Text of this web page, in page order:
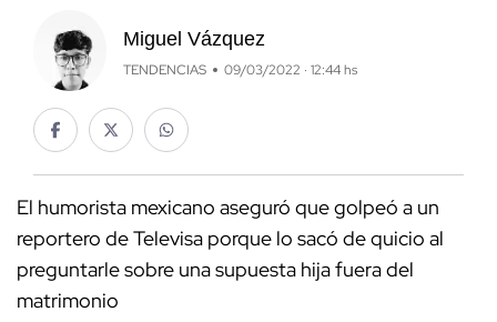
Miguel Vázquez
TENDENCIAS 09/03/2022 · 12:44 hs
El humorista mexicano aseguró que golpeó a un
reportero de Televisa porque lo sacó de quicio al
preguntarle sobre una supuesta hija fuera del
matrimonio